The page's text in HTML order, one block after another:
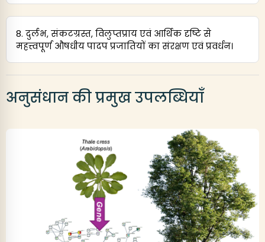
8. दुर्लभ, संकटग्रस्त, विलुप्तप्राय एवं आर्थिक दृष्टि से
महत्त्वपूर्ण औषधीय पादप प्रजातियों का संरक्षण एवं प्रवर्धन।
अनुसंधान की प्रमुख उपलब्धियाँ